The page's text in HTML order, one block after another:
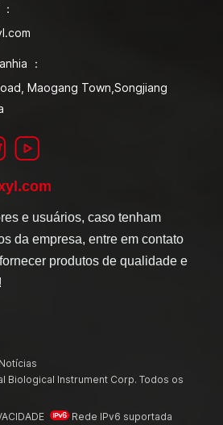
：
Maogang Town,Songjiang
e usuários, caso tenham
da empresa, entre em contato
produtos de qualidade e
Notícias
Biological Instrument Corp. Todos os
Rede IPv6 suportada